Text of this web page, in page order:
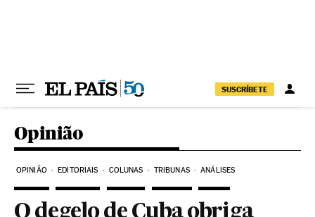
SUSCRÍBETE
Opinião
OPINIÃO EDITORIAIS COLUNAS TRIBUNAS ANÁLISES
O degelo de Cuba obriga